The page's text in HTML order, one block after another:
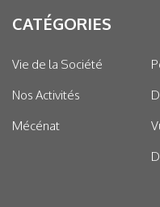
CATÉGORIES
Vie de la Société
Nos Activités
Mécénat